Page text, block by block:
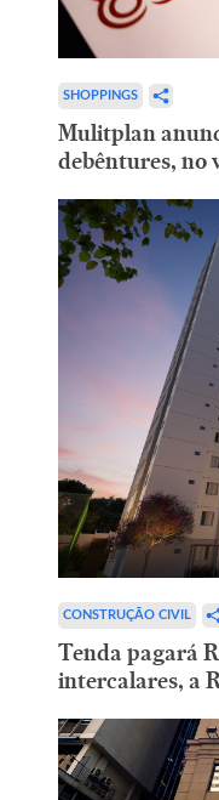
SHOPPINGS
Mulitplan
debêntures, no
CONSTRUÇÃO CIVIL
Tenda pagará
intercalares, a